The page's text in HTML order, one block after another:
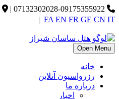
|
FA EN FR GE CN IT
|
Open Menu
خانه
رزرواسیون آنلاین
درباره ما
اخبار